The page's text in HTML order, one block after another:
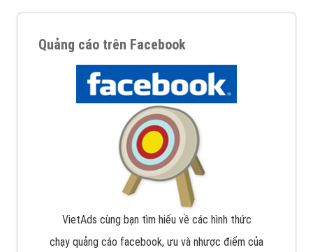
Quảng cáo trên Facebook
VietAds cùng bạn tìm hiểu về các hình thức
chạy quảng cáo facebook, ưu và nhược điểm của